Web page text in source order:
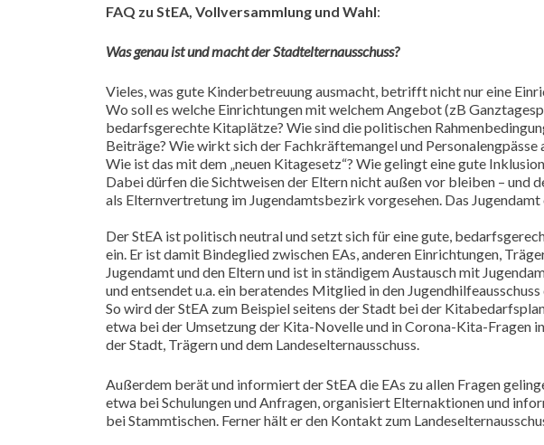
FAQ zu StEA, Vollversammlung und Wahl:
Was genau ist und macht der Stadtelternausschuss?
Vieles, was gute Kinderbetreuung ausmacht, betrifft nicht nur eine
Wo soll es welche Einrichtungen mit welchem Angebot (zB
bedarfsgerechte Kitaplätze? Wie sind die politischen
Beiträge? Wie wirkt sich der Fachkräftemangel und Personalengpässe
Wie ist das mit dem „neuen Kitagesetz“? Wie gelingt eine gute
Dabei dürfen die Sichtweisen der Eltern nicht außen vor bleiben – und
als Elternvertretung im Jugendamtsbezirk vorgesehen. Das
Der StEA ist politisch neutral und setzt sich für eine gute,
ein. Er ist damit Bindeglied zwischen EAs, anderen Einrichtungen,
Jugendamt und den Eltern und ist in ständigem Austausch mit
und entsendet u.a. ein beratendes Mitglied in den
So wird der StEA zum Beispiel seitens der Stadt bei der
etwa bei der Umsetzung der Kita-Novelle und in Corona-Kita-Fragen
der Stadt, Trägern und dem Landeselternausschuss.
Außerdem berät und informiert der StEA die EAs zu allen Fragen
etwa bei Schulungen und Anfragen, organisiert Elternaktionen und
bei Stammtischen. Ferner hält er den Kontakt zum